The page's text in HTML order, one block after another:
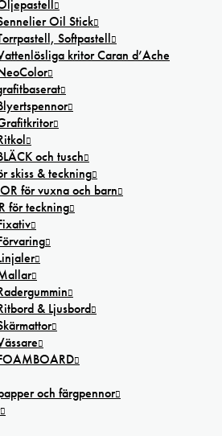
Oil Stick
Softpastell
kritor Caran d’Ache
och tusch
skiss & teckning
för vuxna och barn
för teckning
& Ljusbord
och färgpennor